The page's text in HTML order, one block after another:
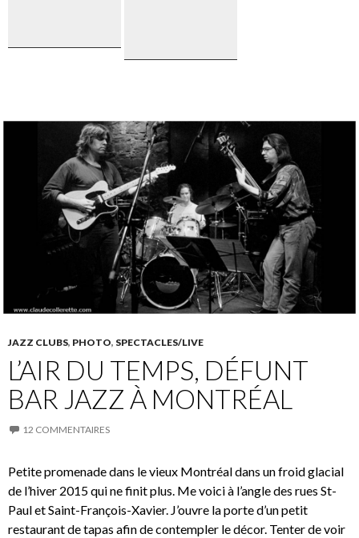
Festival
JAZZ CLUBS, PHOTO, SPECTACLES/LIVE
L’AIR DU TEMPS, DÉFUNT
BAR JAZZ À MONTRÉAL
12 COMMENTAIRES
Petite promenade dans le vieux Montréal dans un froid glacial
de l’hiver 2015 qui ne finit plus. Me voici à l’angle des rues St-
Paul et Saint-François-Xavier. J’ouvre la porte d’un petit
restaurant de tapas afin de contempler le décor. Tenter de voir